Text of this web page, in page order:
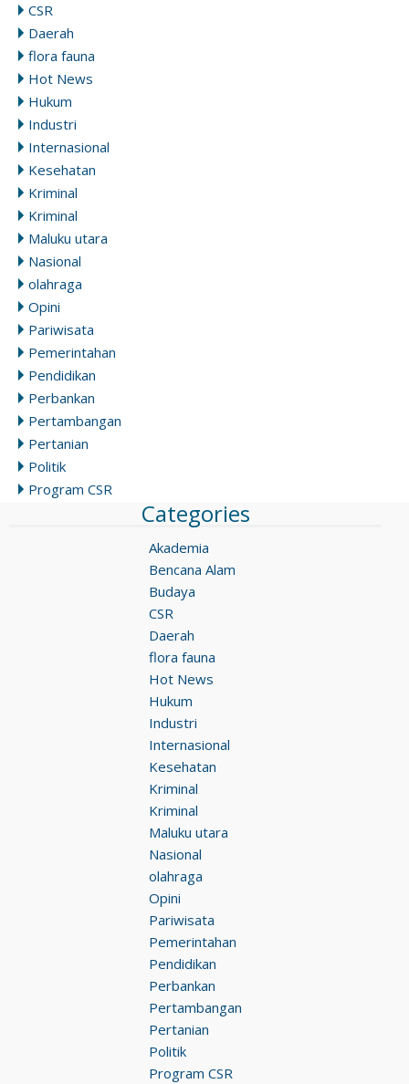
CSR
Daerah
flora fauna
Hot News
Hukum
Industri
Internasional
Kesehatan
Kriminal
Kriminal
Maluku utara
Nasional
olahraga
Opini
Pariwisata
Pemerintahan
Pendidikan
Perbankan
Pertambangan
Pertanian
Politik
Program CSR
Categories
Akademia
Bencana Alam
Budaya
CSR
Daerah
flora fauna
Hot News
Hukum
Industri
Internasional
Kesehatan
Kriminal
Kriminal
Maluku utara
Nasional
olahraga
Opini
Pariwisata
Pemerintahan
Pendidikan
Perbankan
Pertambangan
Pertanian
Politik
Program CSR